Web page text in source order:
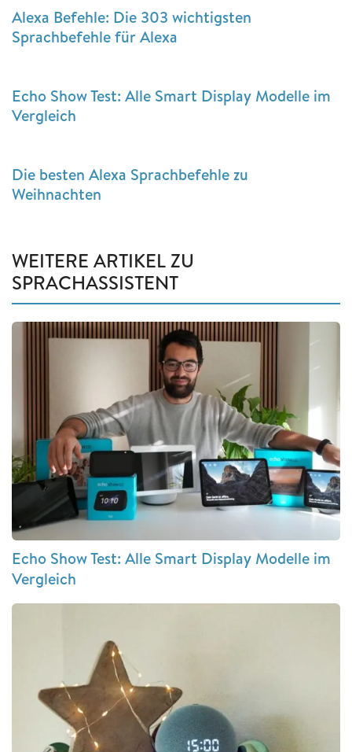
Alexa Befehle: Die 303 wichtigsten
Sprachbefehle für Alexa
Echo Show Test: Alle Smart Display Modelle im
Vergleich
Die besten Alexa Sprachbefehle zu
Weihnachten
WEITERE ARTIKEL ZU
SPRACHASSISTENT
Echo Show Test: Alle Smart Display Modelle im
Vergleich